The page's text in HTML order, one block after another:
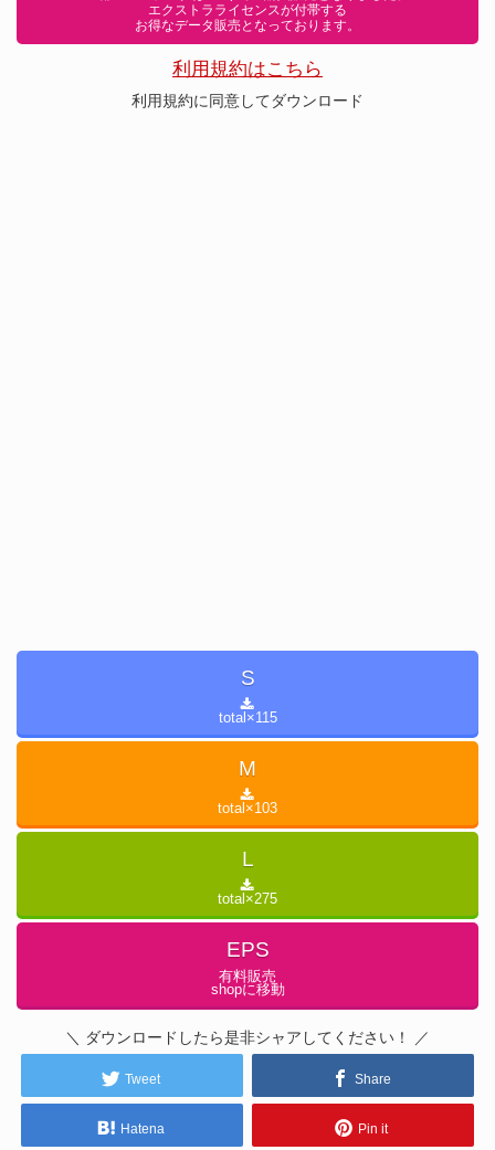
エクストラライセンスが付帯する
お得なデータ販売となっております。
利用規約はこちら
利用規約に同意してダウンロード
S
total×115
M
total×103
L
total×275
EPS
有料販売
shopに移動
＼ ダウンロードしたら是非シャアしてください！ ／
Tweet Share
Hatena Pin it